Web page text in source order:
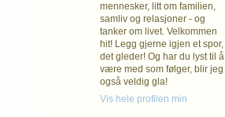
mennesker, litt om familien,
samliv og relasjoner - og
tanker om livet. Velkommen
hit! Legg gjerne igjen et spor,
det gleder! Og har du lyst til å
være med som følger, blir jeg
også veldig gla!
Vis hele profilen min